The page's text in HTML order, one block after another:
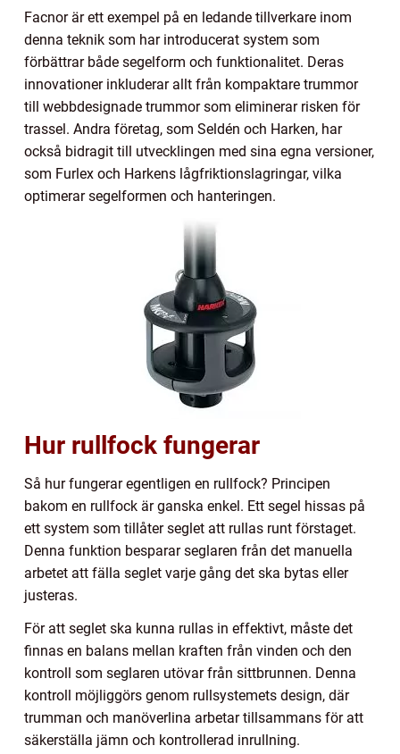
Facnor är ett exempel på en ledande tillverkare inom
denna teknik som har introducerat system som
förbättrar både segelform och funktionalitet. Deras
innovationer inkluderar allt från kompaktare trummor
till webbdesignade trummor som eliminerar risken för
trassel. Andra företag, som Seldén och Harken, har
också bidragit till utvecklingen med sina egna versioner,
som Furlex och Harkens lågfriktionslagringar, vilka
optimerar segelformen och hanteringen.
Hur rullfock fungerar
Så hur fungerar egentligen en rullfock? Principen
bakom en rullfock är ganska enkel. Ett segel hissas på
ett system som tillåter seglet att rullas runt förstaget.
Denna funktion besparar seglaren från det manuella
arbetet att fälla seglet varje gång det ska bytas eller
justeras.
För att seglet ska kunna rullas in effektivt, måste det
finnas en balans mellan kraften från vinden och den
kontroll som seglaren utövar från sittbrunnen. Denna
kontroll möjliggörs genom rullsystemets design, där
trumman och manöverlina arbetar tillsammans för att
säkerställa jämn och kontrollerad inrullning.